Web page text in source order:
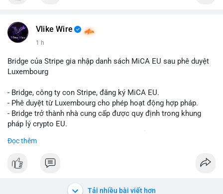
📧 Email: localpvashop@gmail.com
Vlike Wire
1 h
Bridge của Stripe gia nhập danh sách MiCA EU sau phê duyệt
Luxembourg
- Bridge, công ty con Stripe, đăng ký MiCA EU.
- Phê duyệt từ Luxembourg cho phép hoạt động hợp pháp.
- Bridge trở thành nhà cung cấp được quy định trong khung
pháp lý crypto EU.
#luxembourg
Đọc thêm
Tải nhiều bài viết hơn